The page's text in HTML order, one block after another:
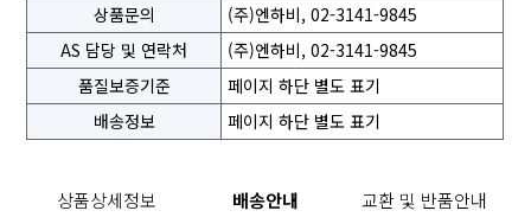
상품문의
(주)엔하비, 02-3141-9845
AS 담당 및 연락처
(주)엔하비, 02-3141-9845
품질보증기준
페이지 하단 별도 표기
배송정보
페이지 하단 별도 표기
상품상세정보 배송안내 교환 및 반품안내